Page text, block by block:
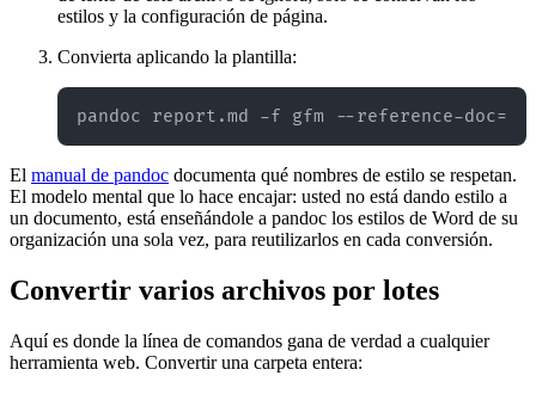
estilos y la configuración de página.
Convierta aplicando la plantilla:
El manual de pandoc documenta qué nombres de estilo se respetan.
El modelo mental que lo hace encajar: usted no está dando estilo a
un documento, está enseñándole a pandoc los estilos de Word de su
organización una sola vez, para reutilizarlos en cada conversión.
Convertir varios archivos por lotes
Aquí es donde la línea de comandos gana de verdad a cualquier
herramienta web. Convertir una carpeta entera: